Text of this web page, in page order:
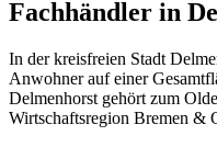
Fachhändler in
In der kreisfreien Stadt
Anwohner auf einer
Delmenhorst gehört zum
Wirtschaftsregion Bremen &